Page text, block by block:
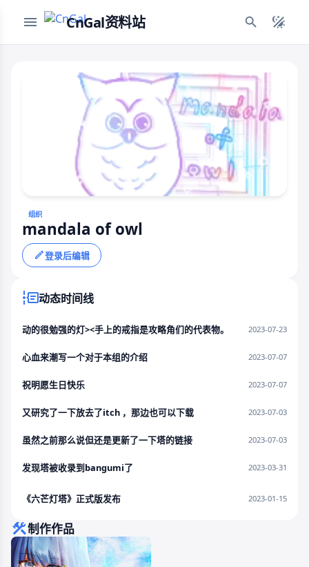
CnGal资料站
组织
mandala of owl
登录后编辑
动态时间线
动的很勉强的灯><手上的戒指是攻略角们的代表物。 2023-07-23
心血来潮写一个对于本组的介绍 2023-07-07
祝明愿生日快乐 2023-07-07
又研究了一下放去了itch ，那边也可以下载 2023-07-03
虽然之前那么说但还是更新了一下塔的链接 2023-07-03
发现塔被收录到bangumi了 2023-03-31
《六芒灯塔》正式版发布 2023-01-15
制作作品